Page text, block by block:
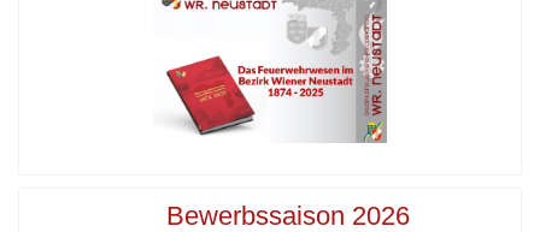
Bewerbssaison 2026